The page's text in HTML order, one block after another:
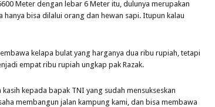
Meter dengan lebar 6 Meter itu, dulunya merupakan
hanya bisa dilalui orang dan hewan sapi. Itupun kalau
kelapa bulat yang harganya dua ribu rupiah, tetapi
empat ribu rupiah ungkap pak Razak.
kepada bapak TNI yang sudah mensukseskan
membangun jalan kampung kami, dan bisa membawa